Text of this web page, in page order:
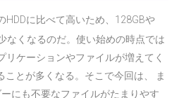
HDDに比べて高いため、128GBや
なくなるのだ。使い始めの時点では
リケーションやファイルが増えてく
ことが多くなる。そこで今回は、 ま
にも不要なファイルがたまりやす